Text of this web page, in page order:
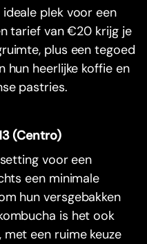
plek voor een
tarief van €20 krijg je
plus een tegoed
hun heerlijke koffie en
pastries.
(Centro)
voor een
een minimale
hun versgebakken
is het ook
een ruime keuze